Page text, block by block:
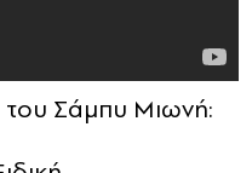
του Σάμπυ Μιωνή: